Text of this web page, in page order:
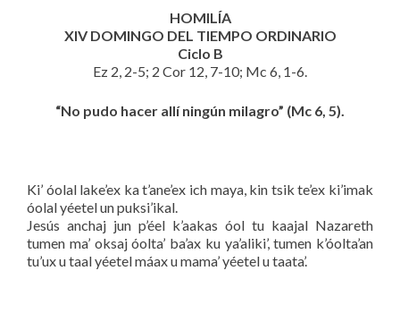
HOMILÍA
XIV DOMINGO DEL TIEMPO ORDINARIO
Ciclo B
Ez 2, 2-5; 2 Cor 12, 7-10; Mc 6, 1-6.
“No pudo hacer allí ningún milagro” (Mc 6, 5).
Ki’ óolal lake’ex ka t’ane’ex ich maya, kin tsik te’ex ki’imak
óolal yéetel un puksi’ikal.
Jesús anchaj jun p’éel k’aakas óol tu kaajal Nazareth
tumen ma’ oksaj óolta’ ba’ax ku ya’aliki’, tumen k’óolta’an
tu’ux u taal yéetel máax u mama’ yéetel u taata’.